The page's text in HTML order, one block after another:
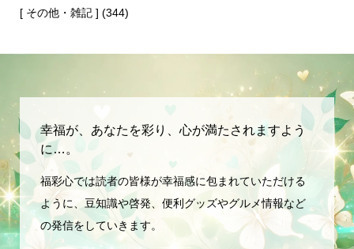
[ その他・雑記 ] (344)
幸福が、あなたを彩り、心が満たされますよう
に…。
福彩心では読者の皆様が幸福感に包まれていただける
ように、豆知識や啓発、便利グッズやグルメ情報など
の発信をしていきます。